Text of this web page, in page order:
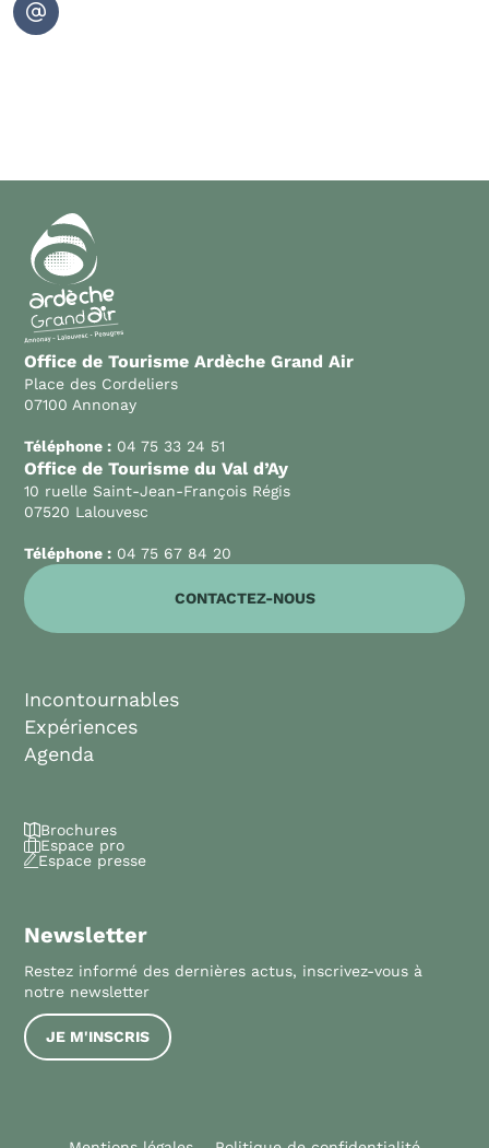
Office de Tourisme Ardèche Grand Air
Place des Cordeliers
07100 Annonay
Téléphone : 04 75 33 24 51
Office de Tourisme du Val d’Ay
10 ruelle Saint-Jean-François Régis
07520 Lalouvesc
Téléphone : 04 75 67 84 20
CONTACTEZ-NOUS
Incontournables
Expériences
Agenda
Brochures
Espace pro
Espace presse
Newsletter
Restez informé des dernières actus, inscrivez-vous à
notre newsletter
JE M'INSCRIS